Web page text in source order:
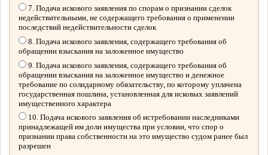
7. Подача искового заявления по спорам о признании сделок
недействительными, не содержащего требования о применении
последствий недействительности сделок
8. Подача искового заявления, содержащего требования об
обращении взыскания на заложенное имущество
9. Подача искового заявления, содержащего требования об
обращении взыскания на заложенное имущество и денежное
требование по солидарному обязательству, по которому уплачена
государственная пошлина, установленная для исковых заявлений
имущественного характера
10. Подача искового заявления об истребовании наследниками
принадлежащей им доли имущества при условии, что спор о
признании права собственности на это имущество судом ранее был
разрешен